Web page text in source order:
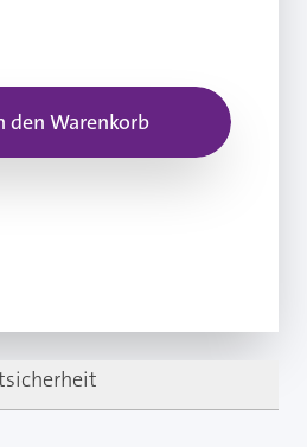
den Warenkorb